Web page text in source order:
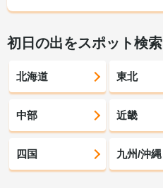
初日の出をスポット検索
北海道 東北
中部 近畿
四国 九州/沖縄